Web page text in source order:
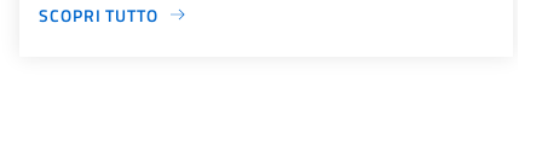
SCOPRI TUTTO